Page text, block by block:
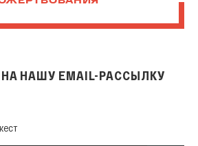
НАШУ EMAIL-РАССЫЛКУ
рассылку